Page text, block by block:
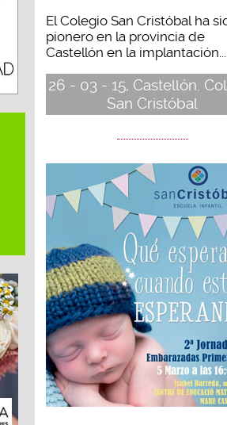
El Colegio San Cristóbal ha
pionero en la provincia de
Castellón en la implantación...
26 - 03 - 15, Castellón.
San Cristóbal